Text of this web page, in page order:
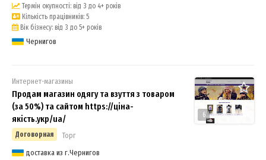
Термін окупності: від 3 до 4+ років
Кількість працівників: 5
Вік бізнесу: від 3 до 5+ років
Чернигов
6
Интернет-магазины
Продам магазин одягу та взуття з товаром
(за 50%) та сайтом https://ціна-
якість.укр/ua/
Договорная
Торг
доставка из г.Чернигов